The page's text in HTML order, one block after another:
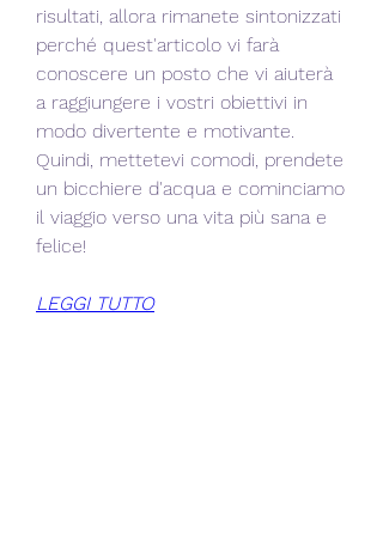
risultati, allora rimanete sintonizzati
perché quest'articolo vi farà
conoscere un posto che vi aiuterà
a raggiungere i vostri obiettivi in
modo divertente e motivante.
Quindi, mettetevi comodi, prendete
un bicchiere d'acqua e cominciamo
il viaggio verso una vita più sana e
felice!
LEGGI TUTTO